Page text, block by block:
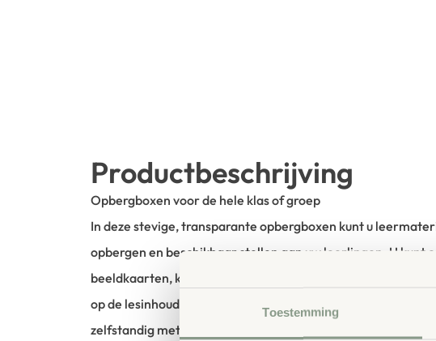
Toestemming
Productbeschrijving
Opbergboxen voor de hele klas of groep
In deze stevige, transparante opbergboxen kunt u
opbergen en beschikbaar stellen aan uw leerlingen. U kunt
beeldkaarten, kralen, dobbelstenen en nog veel meer in
op de lesinhoud. In de les krijgt elk kind of elke groep een
zelfstandig met het materiaal te werken. Dankzij het